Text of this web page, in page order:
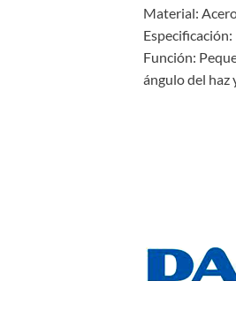
Material:
Función:
ángulo del haz